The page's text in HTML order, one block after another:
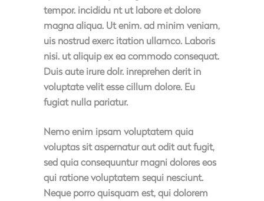
tempor. incididu nt ut labore et dolore
magna aliqua. Ut enim. ad minim veniam,
uis nostrud exerc itation ullamco. Laboris
nisi. ut aliquip ex ea commodo consequat.
Duis aute irure dolr. inreprehen derit in
voluptate velit esse cillum dolore. Eu
fugiat nulla pariatur.
Nemo enim ipsam voluptatem quia
voluptas sit aspernatur aut odit aut fugit,
sed quia consequuntur magni dolores eos
qui ratione voluptatem sequi nesciunt.
Neque porro quisquam est, qui dolorem